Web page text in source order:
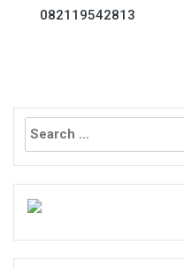
082119542813
Search
for: